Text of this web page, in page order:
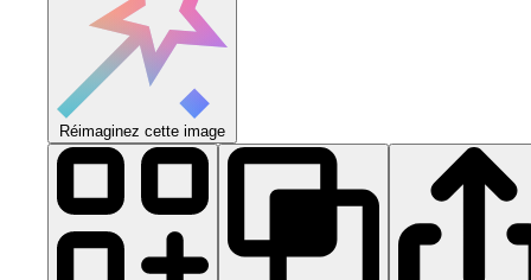
Réimaginez cette image